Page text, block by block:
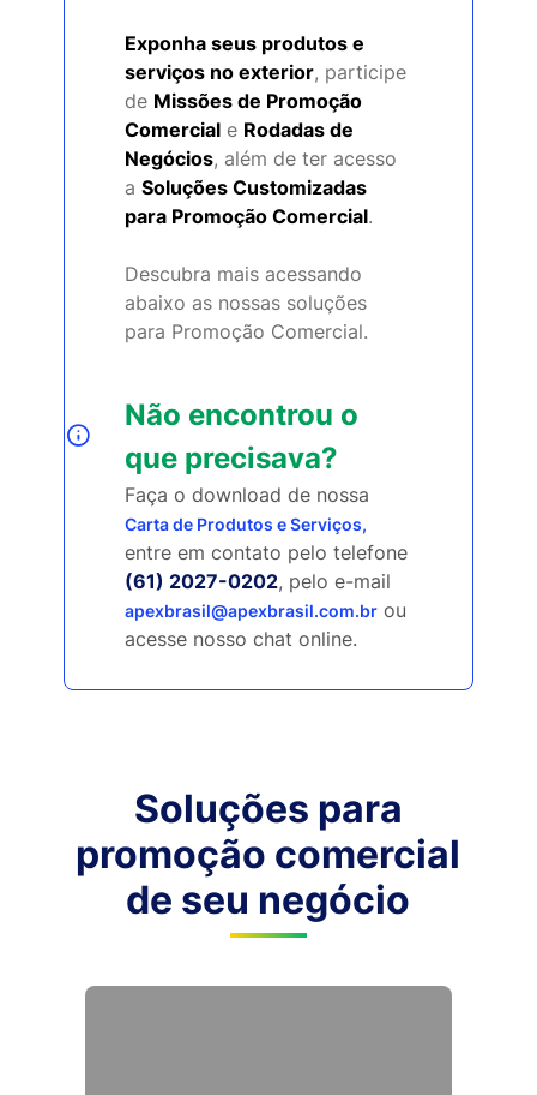
Exponha seus produtos e
serviços no exterior, participe
de Missões de Promoção
Comercial e Rodadas de
Negócios, além de ter acesso
aSoluções Customizadas
para Promoção Comercial.
Descubra mais acessando
abaixo as nossas soluções
para Promoção Comercial.
Não encontrou o
que precisava?
Faça o download de nossa
Carta de Produtos e Serviços,
entre em contato pelo telefone
(61) 2027-0202, pelo e-mail
apexbrasil@apexbrasil.com.br ​ ou
acesse nosso chat online.
Soluções para
promoção comercial
de seu negócio